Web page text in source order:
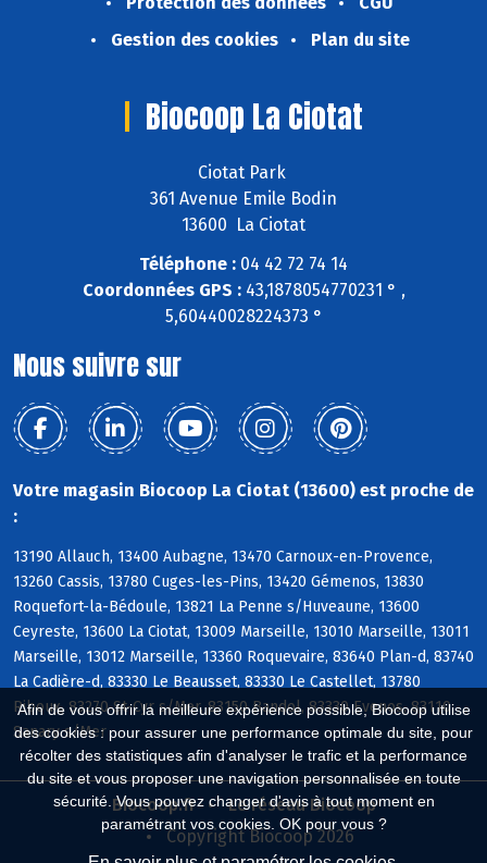
Afin de vous offrir la meilleure expérience possible, Biocoop utilise
des cookies : pour assurer une performance optimale du site, pour
récolter des statistiques afin d'analyser le trafic et la performance
du site et vous proposer une navigation personnalisée en toute
sécurité. Vous pouvez changer d'avis à tout moment en
paramétrant vos cookies. OK pour vous ?
Gestion des cookies
Plan du site
Biocoop La Ciotat
Ciotat Park
361 Avenue Emile Bodin
13600 La Ciotat
Téléphone : 04 42 72 74 14
Coordonnées GPS :43,1878054770231 ° ,
5,60440028224373 °
Nous suivre sur
Votre magasin Biocoop La Ciotat (13600) est proche de
:
13190 Allauch, 13400 Aubagne, 13470 Carnoux-en-Provence,
13260 Cassis, 13780 Cuges-les-Pins, 13420 Gémenos, 13830
Roquefort-la-Bédoule, 13821 La Penne s/Huveaune, 13600
Ceyreste, 13600 La Ciotat, 13009 Marseille, 13010 Marseille, 13011
Marseille, 13012 Marseille, 13360 Roquevaire, 83640 Plan-d, 83740
La Cadière-d, 83330 Le Beausset, 83330 Le Castellet, 13780
Riboux, 83270 St-Cyr s/Mer, 83150 Bandol, 83330 Evenos, 83110
Sanary s/Mer
Biocoop.fr
Le réseau Biocoop
Copyright Biocoop 2026